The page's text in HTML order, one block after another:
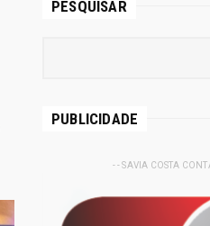
PESQUISAR
PUBLICIDADE
- - SAVIA COSTA